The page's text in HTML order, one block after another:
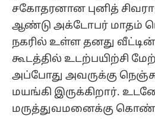
சகோதரனான புனித்
ஆண்டு அக்டோபர் மாதம்
நகரில் உள்ள தனது வீட்டின்
கூடத்தில் உடற்பயிற்சி
அப்போது அவருக்கு
மயங்கி இருக்கிறார்.
மருத்துவமனைக்கு